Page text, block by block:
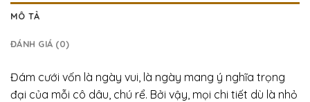
MÔ TẢ
ĐÁNH GIÁ (0)
Đám cưới vốn là ngày vui, là ngày mang ý nghĩa trọng
đại của mỗi cô dâu, chú rể. Bởi vậy, mọi chi tiết dù là nhỏ